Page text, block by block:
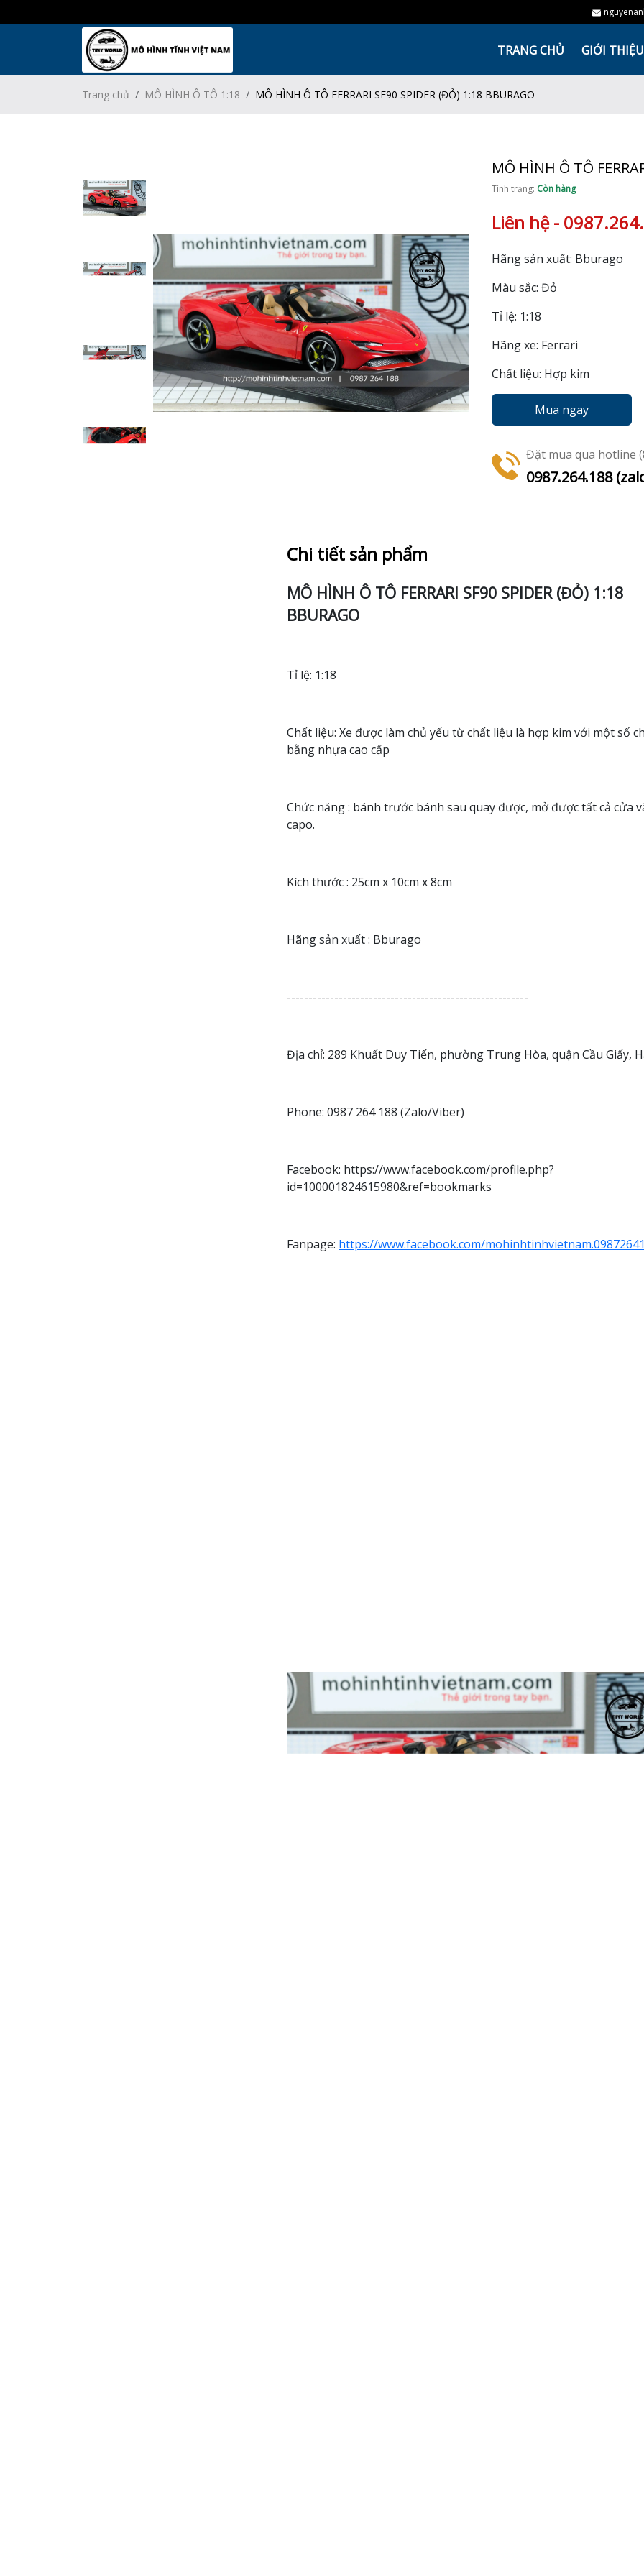
TRANG CHỦ GIỚI THIỆU
Trang chủ MÔ HÌNH Ô TÔ 1:18 MÔ HÌNH Ô TÔ FERRARI SF90 SPIDER (ĐỎ) 1:18 BBURAGO
MÔ HÌNH Ô TÔ
Tình trạng: Còn hàng
Liên hệ -
Hãng sản xuất: Bburago
Màu sắc: Đỏ
Tỉ lệ: 1:18
Hãng xe: Ferrari
Chất liệu: Hợp kim
Mua ngay
Đặt mua qua hotline
0987.264.188
Chi tiết sản phẩm
MÔ HÌNH Ô TÔ FERRARI SF90 SPIDER (ĐỎ) 1:18
BBURAGO
Tỉ lệ: 1:18
Chất liệu: Xe được làm chủ yếu từ chất liệu là hợp kim với một số
bằng nhựa cao cấp
Chức năng : bánh trước bánh sau quay được, mở được tất cả cửa
capo.
Kích thước : 25cm x 10cm x 8cm
Hãng sản xuất : Bburago
--------------------------------------------------------
Địa chỉ: 289 Khuất Duy Tiến, phường Trung Hòa, quận Cầu Giấy,
Phone: 0987 264 188 (Zalo/Viber)
Facebook: https://www.facebook.com/profile.php?
id=100001824615980&ref=bookmarks
Fanpage: https://www.facebook.com/